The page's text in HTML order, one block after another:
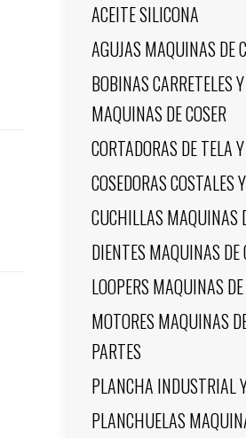
ACEITE SILICONA
AGUJAS MAQUINAS DE
BOBINAS CARRETELES
MAQUINAS DE COSER
CORTADORAS DE TELA
COSEDORAS COSTALES
CUCHILLAS MAQUINAS
DIENTES MAQUINAS DE
LOOPERS MAQUINAS
MOTORES MAQUINAS
PARTES
PLANCHA INDUSTRIAL
PLANCHUELAS